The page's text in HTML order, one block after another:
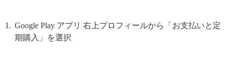
Google Play アプリ 右上プロフィールから「お支払いと定
期購入」を選択